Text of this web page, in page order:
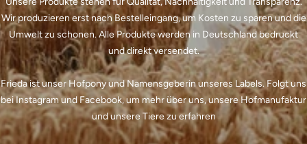
Wir produzieren erst nach Bestelleingang, um Kosten zu sparen und die
Umwelt zu schonen. Alle Produkte werden in Deutschland bedruckt
und direkt versendet.
Frieda ist unser Hofpony und Namensgeberin unseres Labels. Folgt uns
bei Instagram und Facebook, um mehr über uns, unsere Hofmanufaktur
und unsere Tiere zu erfahren